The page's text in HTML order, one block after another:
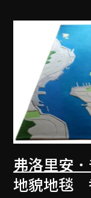
弗洛里安
地貌地毯